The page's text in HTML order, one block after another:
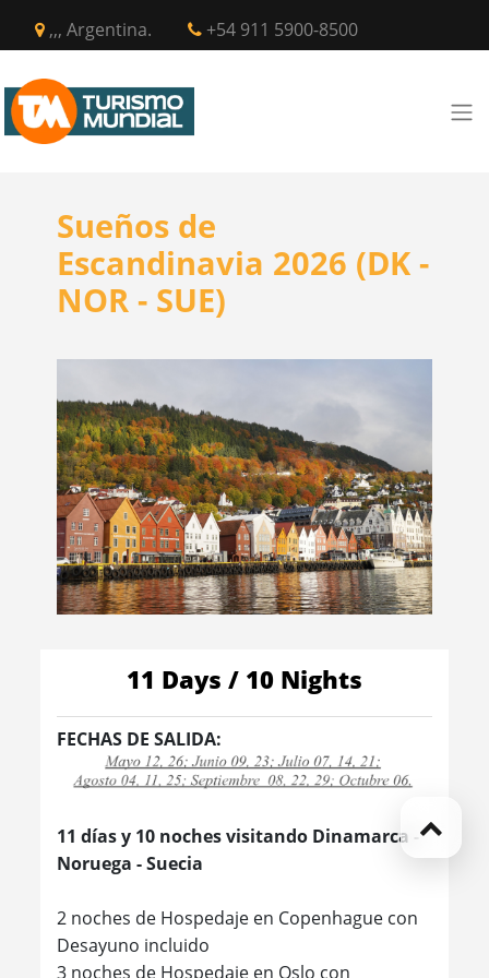
,,, Argentina. +54 911 5900-8500
Sueños de
Escandinavia 2026 (DK -
NOR - SUE)
11 Days / 10 Nights
FECHAS DE SALIDA:
11 días y 10 noches visitando Dinamarca -
Noruega - Suecia
2 noches de Hospedaje en Copenhague con
Desayuno incluido
3 noches de Hospedaje en Oslo con